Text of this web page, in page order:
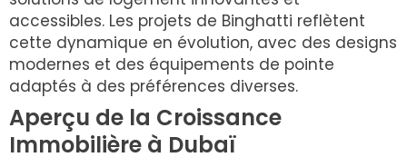
accessibles. Les projets de Binghatti reflètent
cette dynamique en évolution, avec des designs
modernes et des équipements de pointe
adaptés à des préférences diverses.
Aperçu de la Croissance
Immobilière à Dubaï